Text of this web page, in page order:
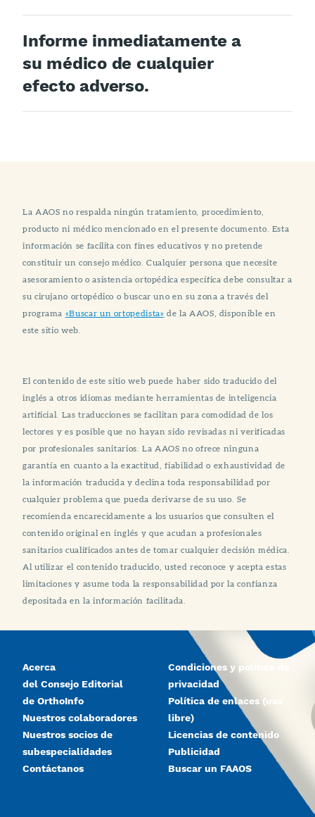
Informe inmediatamente a
su médico de cualquier
efecto adverso.
La AAOS no respalda ningún tratamiento, procedimiento,
producto ni médico mencionado en el presente documento. Esta
información se facilita con fines educativos y no pretende
constituir un consejo médico. Cualquier persona que necesite
asesoramiento o asistencia ortopédica específica debe consultar a
su cirujano ortopédico o buscar uno en su zona a través del
programa «Buscar un ortopedista» de la AAOS, disponible en
este sitio web.
El contenido de este sitio web puede haber sido traducido del
inglés a otros idiomas mediante herramientas de inteligencia
artificial. Las traducciones se facilitan para comodidad de los
lectores y es posible que no hayan sido revisadas ni verificadas
por profesionales sanitarios. La AAOS no ofrece ninguna
garantía en cuanto a la exactitud, fiabilidad o exhaustividad de
la información traducida y declina toda responsabilidad por
cualquier problema que pueda derivarse de su uso. Se
recomienda encarecidamente a los usuarios que consulten el
contenido original en inglés y que acudan a profesionales
sanitarios cualificados antes de tomar cualquier decisión médica.
Al utilizar el contenido traducido, usted reconoce y acepta estas
limitaciones y asume toda la responsabilidad por la confianza
depositada en la información facilitada.
Acerca
del Consejo Editorial
de OrthoInfo
Nuestros colaboradores
Nuestros socios de
subespecialidades
Contáctanos
Condiciones y política de
privacidad
Política de enlaces (uso
libre)
Licencias de contenido
Publicidad
Buscar un FAAOS